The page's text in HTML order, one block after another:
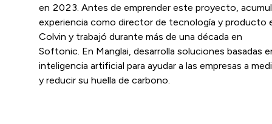
en 2023. Antes de emprender este proyecto,
experiencia como director de tecnología y producto
Colvin y trabajó durante más de una década en
Softonic. En Manglai, desarrolla soluciones basadas
inteligencia artificial para ayudar a las empresas a
y reducir su huella de carbono.